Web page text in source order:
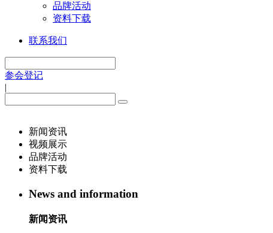
品牌活动
资料下载
联系我们
参会登记
|
新闻资讯
视频展示
品牌活动
资料下载
News and information
新闻资讯